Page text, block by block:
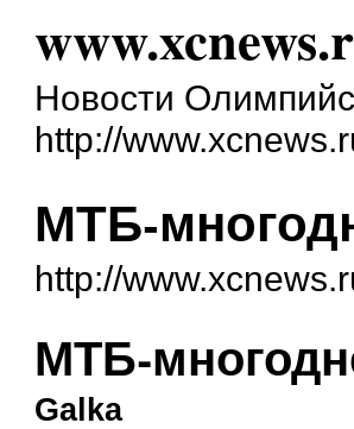
Новости
http://
МТБ-
http://
МТБ-
Galka